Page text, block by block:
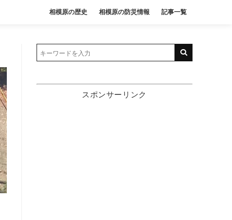
相模原の歴史 相模原の防災情報 記事一覧
スポンサーリンク